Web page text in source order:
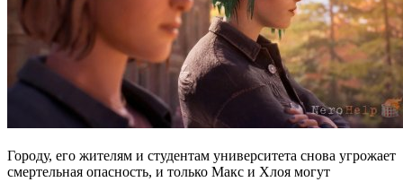
Городу, его жителям и студентам университета снова угрожает
смертельная опасность, и только Макс и Хлоя могут